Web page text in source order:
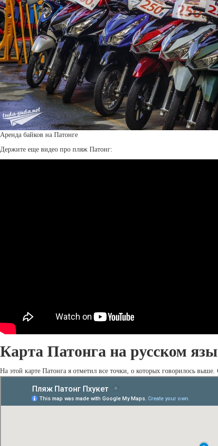
Аренда байков на Патонге
Держите еще видео про пляж Патонг:
Карта Патонга на русском
На этой карте Патонга я отметил все точки, о которых говорилось